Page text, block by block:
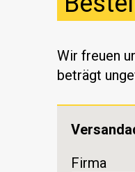
Wir freuen
beträgt
Firma